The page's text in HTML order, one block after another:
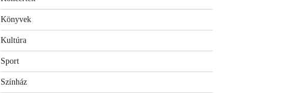
Könyvek
Kultúra
Sport
Színház